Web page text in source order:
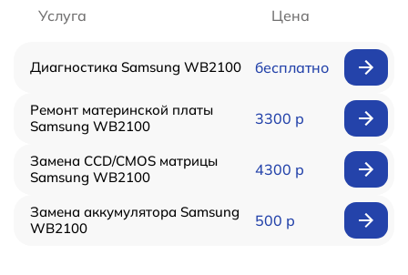
Услуга Цена
Диагностика Samsung WB2100 бесплатно
Ремонт материнской платы
Samsung WB2100
3300 р
Замена CCD/CMOS матрицы
Samsung WB2100
4300 р
Замена аккумулятора Samsung
WB2100
500 р